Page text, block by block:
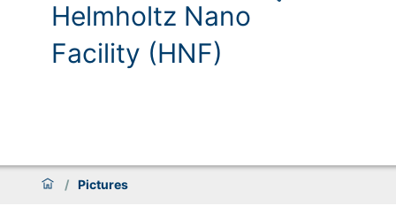
Helmholtz Nano
Facility (HNF)
/ Pictures